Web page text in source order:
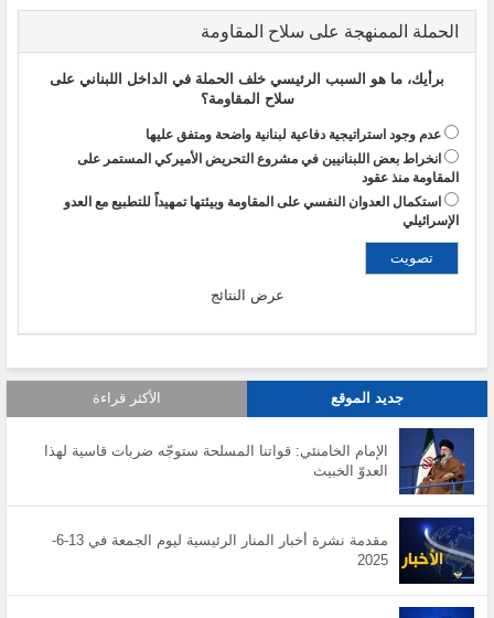
الحملة الممنهجة على سلاح المقاومة
برأيك، ما هو السبب الرئيسي خلف الحملة في الداخل اللبناني على
سلاح المقاومة؟
عدم وجود استراتيجية دفاعية لبنانية واضحة ومتفق عليها
انخراط بعض اللبنانيين في مشروع التحريض الأميركي المستمر على
المقاومة منذ عقود
استكمال العدوان النفسي على المقاومة وبيئتها تمهيداً للتطبيع مع العدو
الإسرائيلي
عرض النتائج
جديد الموقع الأكثر قراءة
الإمام الخامنئي: قواتنا المسلحة ستوجّه ضربات قاسية لهذا
العدوّ الخبيث
مقدمة نشرة أخبار المنار الرئيسية ليوم الجمعة في 13-6-
2025